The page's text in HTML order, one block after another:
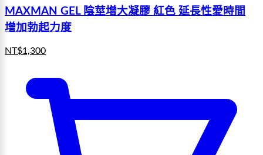
MAXMAN GEL 陰莖增大凝膠 紅色 延長性愛時間
增加勃起力度
NT$1,300